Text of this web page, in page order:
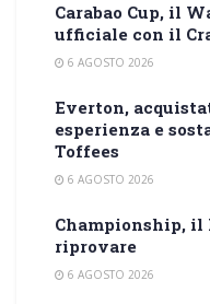
Carabao Cup, il
ufficiale con il
6 AGOSTO 2026
Everton,
esperienza e
Toffees
6 AGOSTO 2026
Championship,
riprovare
6 AGOSTO 2026